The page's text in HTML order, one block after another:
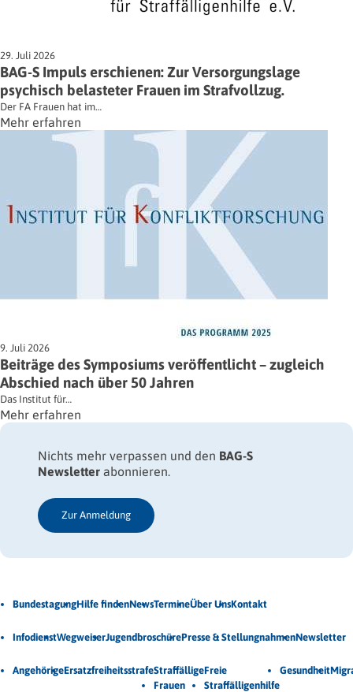
29. Juli 2026
BAG-S Impuls erschienen: Zur Versorgungslage
psychisch belasteter Frauen im Strafvollzug.
Der FA Frauen hat im…
Mehr erfahren
9. Juli 2026
Beiträge des Symposiums veröffentlicht – zugleich
Abschied nach über 50 Jahren
Das Institut für…
Mehr erfahren
Nichts mehr verpassen und den BAG-S
Newsletter abonnieren.
Zur Anmeldung
BundestagungHilfe findenNewsTermineÜber UnsKontakt
InfodienstWegweiserJugendbroschürePresse & StellungnahmenNewsletter
AngehörigeErsatzfreiheitsstrafeStraffällige
Frauen
Freie
Straffälligenhilfe
Gesundheit